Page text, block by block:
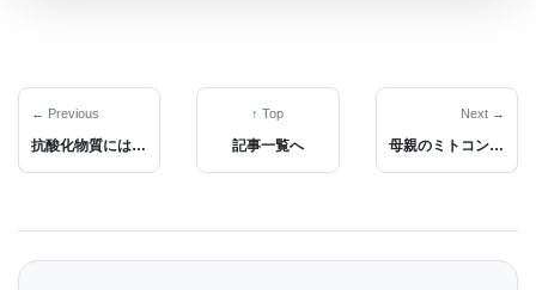
りか、そのゲノムを長い歳月にわたって保存してき
た」と述べ、論文もAmborellaのゲノム大食癖の規模
← Previous
抗酸化物質には、アルコール誘発性肝疾患防止の可能性
↑ Top
記事一覧へ
Next →
母親のミトコンドリア遺伝子が子供の老化に影響